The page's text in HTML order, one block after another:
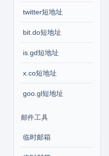
twitter短地址
bit.do短地址
is.gd短地址
x.co短地址
goo.gl短地址
邮件工具
临时邮箱